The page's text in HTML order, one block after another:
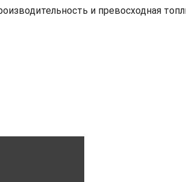
и превосходная